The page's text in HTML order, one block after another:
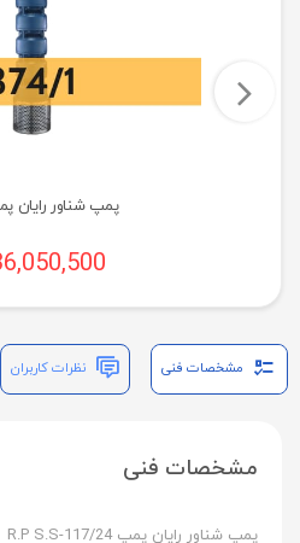
پمپ شناور رایان پمپ
مشخصات فنی نظرات کاربران
مشخصات فنی
پمپ شناور رایان پمپ R.P S.S-117/24